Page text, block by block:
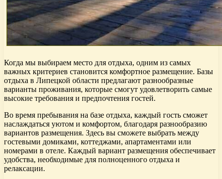
Когда мы выбираем место для отдыха, одним из самых
важных критериев становится комфортное размещение. Базы
отдыха в Липецкой области предлагают разнообразные
варианты проживания, которые смогут удовлетворить самые
высокие требования и предпочтения гостей.
Во время пребывания на базе отдыха, каждый гость сможет
наслаждаться уютом и комфортом, благодаря разнообразию
вариантов размещения. Здесь вы сможете выбрать между
гостевыми домиками, коттеджами, апартаментами или
номерами в отеле. Каждый вариант размещения обеспечивает
удобства, необходимые для полноценного отдыха и
релаксации.